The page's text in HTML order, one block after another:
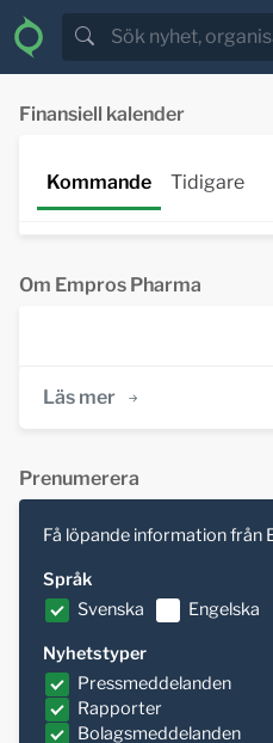
Finansiell kalender
Kommande Tidigare
Om Empros Pharma
Läs mer
Prenumerera
Få löpande information från
Språk
Svenska
Engelska
Nyhetstyper
Pressmeddelanden
Rapporter
Bolagsmeddelanden